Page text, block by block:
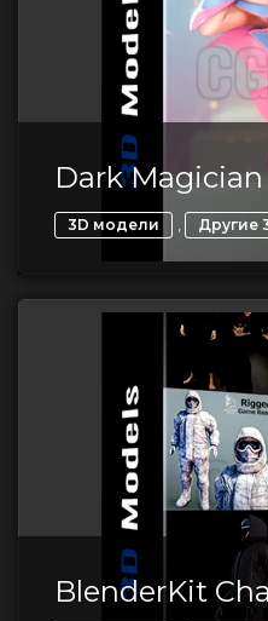
Dark
3D модели , Другие
BlenderKit